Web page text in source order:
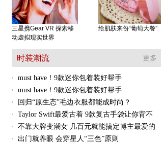
给肌肤来份“葡萄大餐”
三星携Gear VR 探索移
动虚拟现实世界
时装潮流 更多
must have！9款迷你包着装好帮手
must have！9款迷你包着装好帮手
回归“原生态”毛边衣服都能成时尚？
Taylor Swift最爱古着 9款复古手袋让你背不
不靠大牌变潮女 几百元就能搞定博主最爱的
出门就养眼 会穿星人“三色”原则